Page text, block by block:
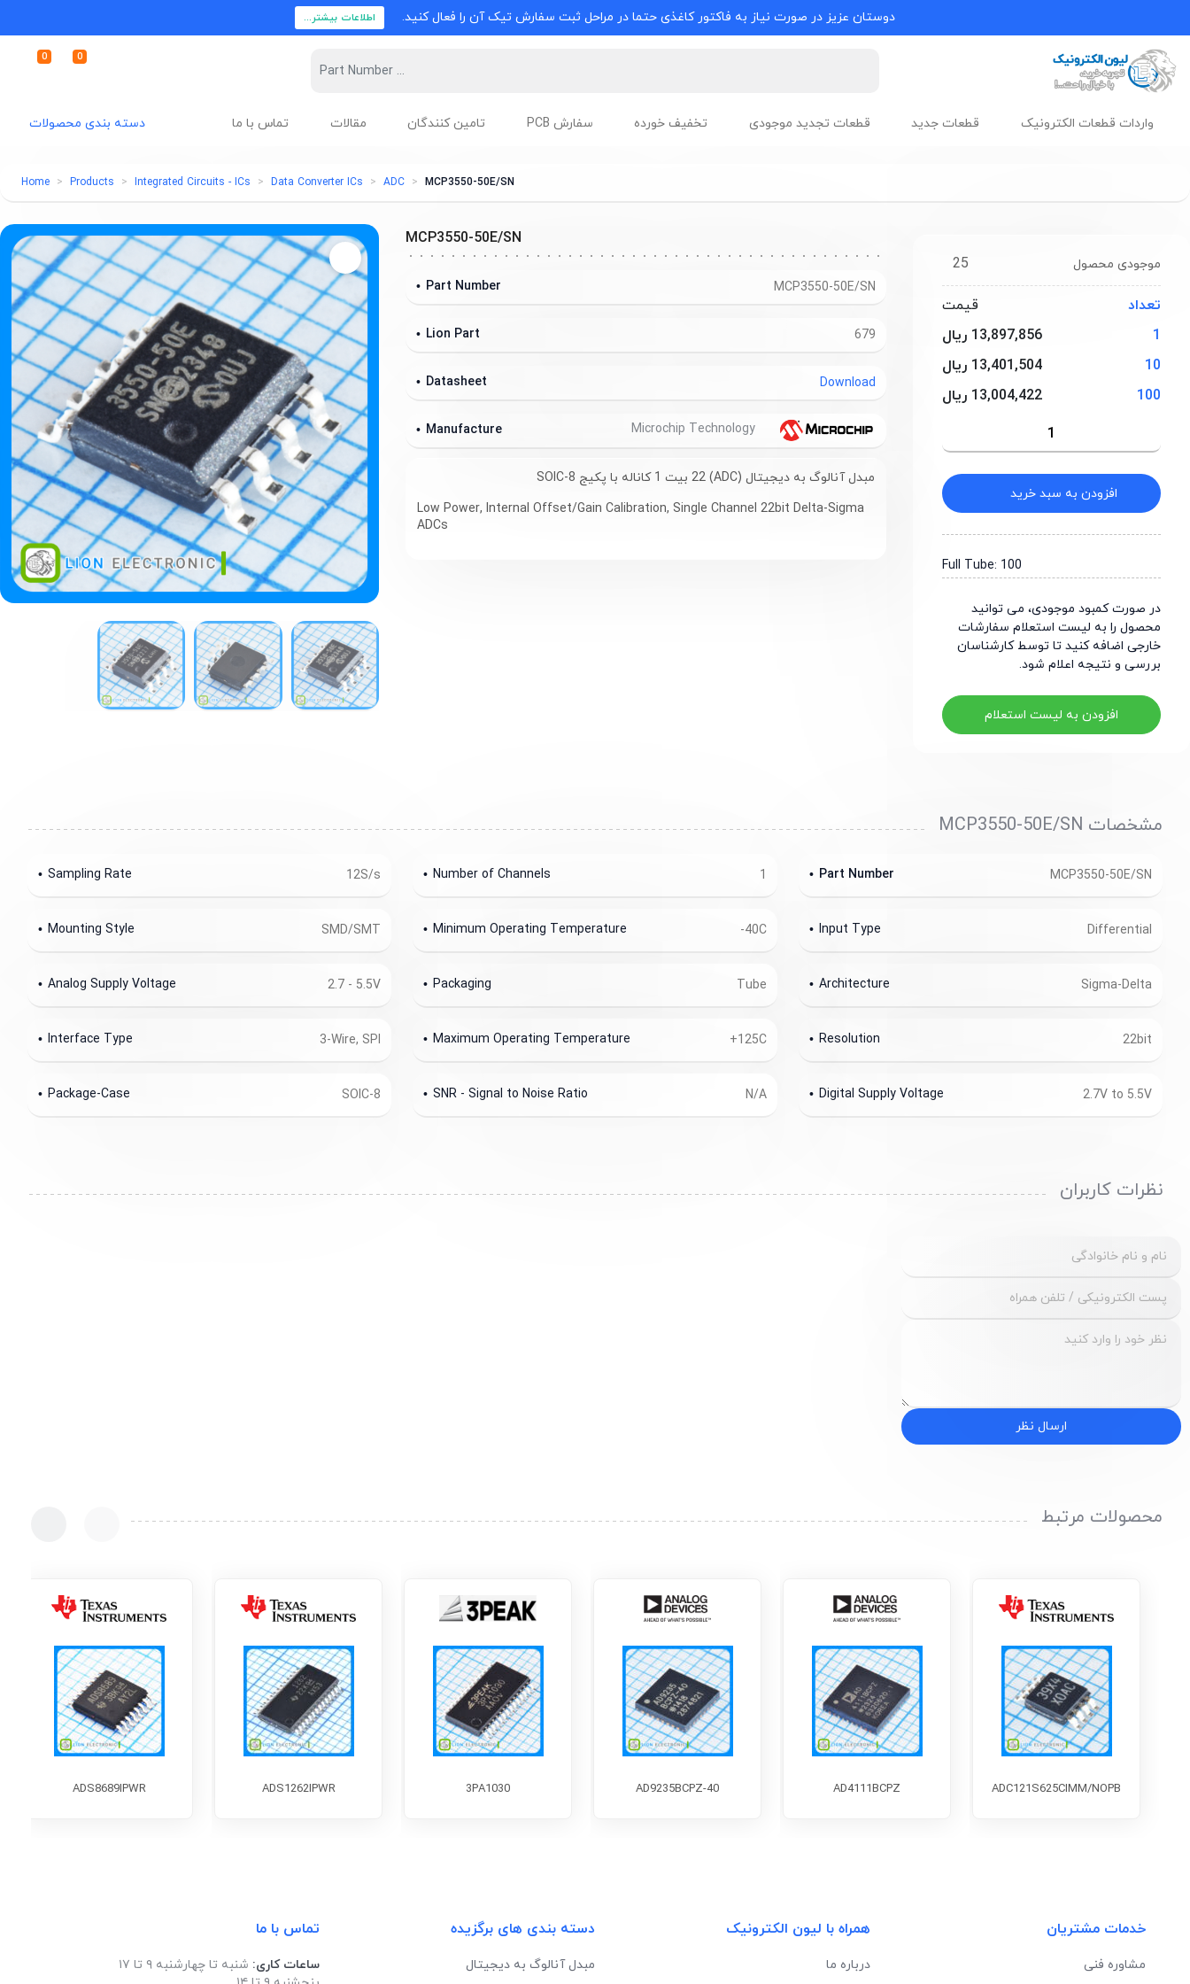
دوستان عزیز در صورت نیاز به فاکتور کاغذی حتما در مراحل ثبت سفارش تیک آن را فعال کنید. اطلاعات بیشتر...
0 0
دسته بندی محصولات واردات قطعات الکترونیک قطعات جدید قطعات تجدید موجودی تخفیف خورده سفارش PCB تامین کنندگان مقالات تماس با ما
Home Products Integrated Circuits - ICs Data Converter ICs ADC MCP3550-50E/SN
25 موجودی محصول
تعداد
قیمت
1
13,897,856 ریال
10
13,401,504 ریال
100
13,004,422 ریال
افزودن به سبد خرید
Full Tube: 100
در صورت کمبود موجودی، می توانید
محصول را به لیست استعلام سفارشات
خارجی اضافه کنید تا توسط کارشناسان
بررسی و نتیجه اعلام شود.
افزودن به لیست استعلام
MCP3550-50E/SN
MCP3550-50E/SN
Part Number
679
Lion Part
Download
Datasheet
Manufacture
مبدل آنالوگ به دیجیتال (ADC) 22 بیت 1 کاناله با پکیج SOIC-8
Low Power, Internal Offset/Gain Calibration, Single Channel 22bit Delta-Sigma
ADCs
مشخصات MCP3550-50E/SN
MCP3550-50E/SN
Part Number
1
Number of Channels
12S/s
Sampling Rate
Differential
Input Type
-40C
Minimum Operating Temperature
SMD/SMT
Mounting Style
Sigma-Delta
Architecture
Tube
Packaging
2.7 - 5.5V
Analog Supply Voltage
22bit
Resolution
+125C
Maximum Operating Temperature
3-Wire, SPI
Interface Type
2.7V to 5.5V
Digital Supply Voltage
N/A
SNR - Signal to Noise Ratio
SOIC-8
Package-Case
نظرات کاربران
ارسال نظر
محصولات مرتبط
ADC121S625CIMM/NOPB
AD4111BCPZ
AD9235BCPZ-40
3PA1030
ADS1262IPWR
ADS8689IPWR
خدمات مشتریان
مشاوره فنی
همراه با لیون الکترونیک
درباره ما
دسته بندی های برگزیده
مبدل آنالوگ به دیجیتال
تماس با ما
ساعات کاری: شنبه تا چهارشنبه ۹ تا ۱۷